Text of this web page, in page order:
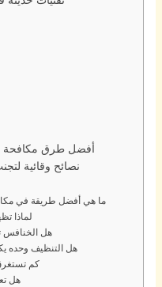
نصائح وقائية
ما هي أفضل طريقة في
لماذا
هل الخنافس
هل التنظيف وحده
كم
هل